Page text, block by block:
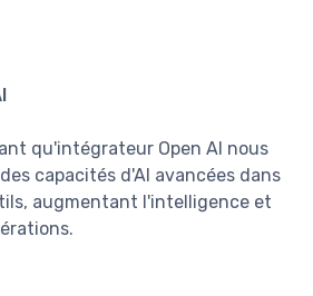
qu'intégrateur Open AI nous
capacités d'AI avancées dans
augmentant l'intelligence et